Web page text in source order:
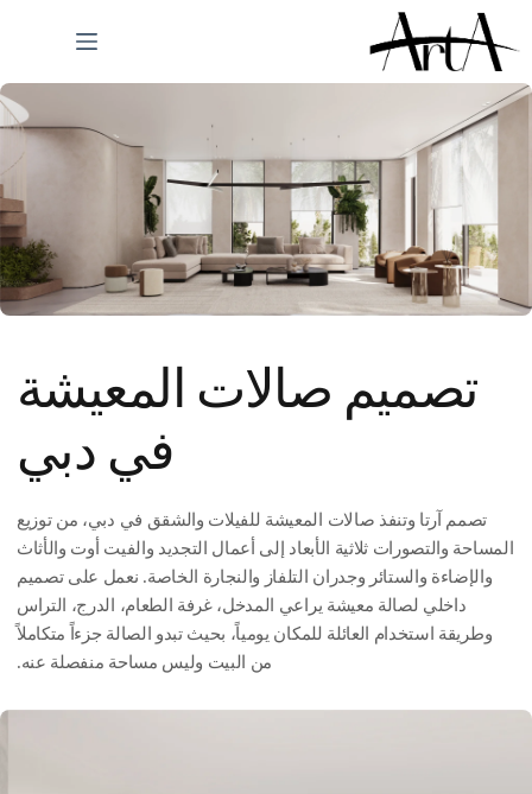
التجاوز
المحتوى
تصميم صالات المعيشة
في دبي
تصمم آرتا وتنفذ صالات المعيشة للفيلات والشقق في دبي، من توزيع
المساحة والتصورات ثلاثية الأبعاد إلى أعمال التجديد والفيت أوت والأثاث
والإضاءة والستائر وجدران التلفاز والنجارة الخاصة. نعمل على تصميم
داخلي لصالة معيشة يراعي المدخل، غرفة الطعام، الدرج، التراس
وطريقة استخدام العائلة للمكان يومياً، بحيث تبدو الصالة جزءاً متكاملاً
من البيت وليس مساحة منفصلة عنه.